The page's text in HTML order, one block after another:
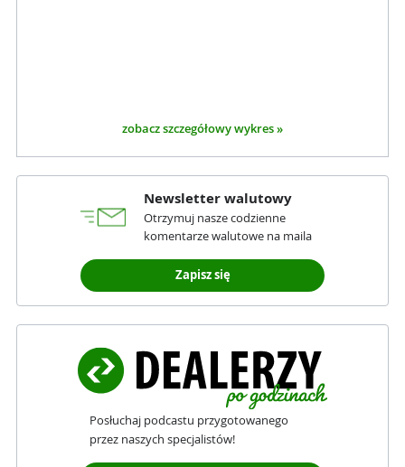
zobacz szczegółowy wykres »
Newsletter walutowy
Otrzymuj nasze codzienne
komentarze walutowe na maila
Zapisz się
Posłuchaj podcastu przygotowanego
przez naszych specjalistów!